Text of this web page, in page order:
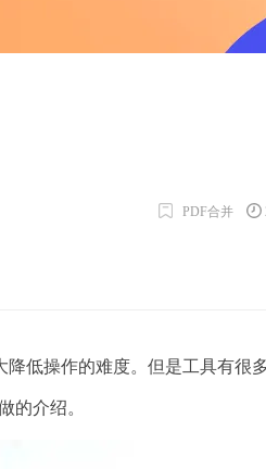
PDF合并
低操作的难度。但是工具有很
的介绍。